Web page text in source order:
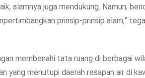
alamnya juga mendukung. Namun,
prinsip-prinsip alam,”
membenahi tata ruang di berbagai
yang menutupi daerah resapan air di